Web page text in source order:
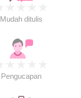
Mudah ditulis
Pengucapan